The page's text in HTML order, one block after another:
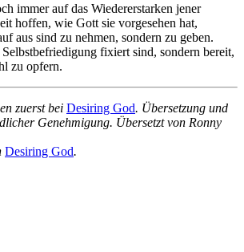
immer auf das Wiedererstarken jener
hoffen, wie Gott sie vorgesehen hat,
aus sind zu nehmen, sondern zu geben.
fixiert sind, sondern bereit,
zu opfern.
zuerst bei Desiring God. Übersetzung und
Genehmigung. Übersetzt von Ronny
Desiring God.